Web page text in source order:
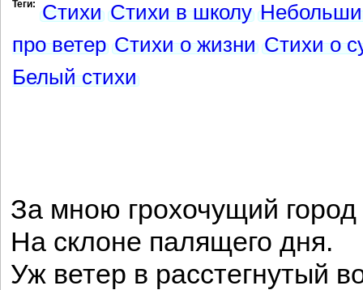
Теги: Стихи Стихи в школу
про ветер Стихи о жизни Стихи о
Белый стихи
За мною грохочущий город
На склоне палящего дня.
Уж ветер в расстегнутый